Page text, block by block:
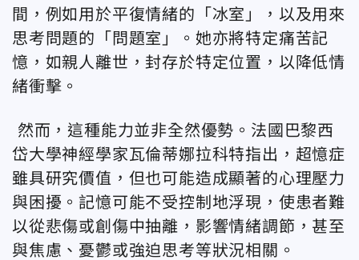
間，例如用於平復情緒的「冰室」，以及用來
思考問題的「問題室」。她亦將特定痛苦記
憶，如親人離世，封存於特定位置，以降低情
緒衝擊。
然而，這種能力並非全然優勢。法國巴黎西
岱大學神經學家瓦倫蒂娜拉科特指出，超憶症
雖具研究價值，但也可能造成顯著的心理壓力
與困擾。記憶可能不受控制地浮現，使患者難
以從悲傷或創傷中抽離，影響情緒調節，甚至
與焦慮、憂鬱或強迫思考等狀況相關。